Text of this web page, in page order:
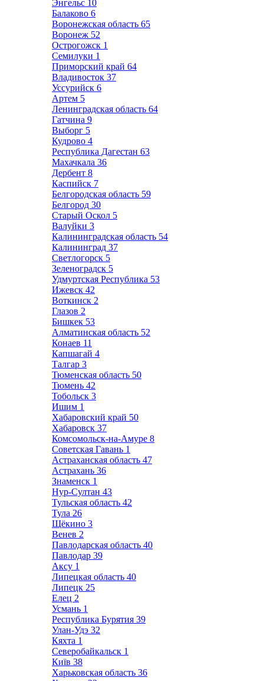
Энгельс 10
Балаково 6
Воронежская область 65
Воронеж 52
Острогожск 1
Семилуки 1
Приморский край 64
Владивосток 37
Уссурийск 6
Артем 5
Ленинградская область 64
Гатчина 9
Выборг 5
Кудрово 4
Республика Дагестан 63
Махачкала 36
Дербент 8
Каспийск 7
Белгородская область 59
Белгород 30
Старый Оскол 5
Валуйки 3
Калининградская область 54
Калининград 37
Светлогорск 5
Зеленоградск 5
Удмуртская Республика 53
Ижевск 42
Воткинск 2
Глазов 2
Бишкек 53
Алматинская область 52
Конаев 11
Капшагай 4
Талгар 3
Тюменская область 50
Тюмень 42
Тобольск 3
Ишим 1
Хабаровский край 50
Хабаровск 37
Комсомольск-на-Амуре 8
Советская Гавань 1
Астраханская область 47
Астрахань 36
Знаменск 1
Нур-Султан 43
Тульская область 42
Тула 26
Щёкино 3
Венев 2
Павлодарская область 40
Павлодар 39
Аксу 1
Липецкая область 40
Липецк 25
Елец 2
Усмань 1
Республика Бурятия 39
Улан-Удэ 32
Кяхта 1
Северобайкальск 1
Київ 38
Харьковская область 36